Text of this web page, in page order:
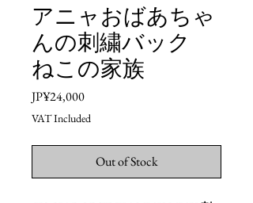
アニャおばあちゃ
んの刺繍バック
ねこの家族
JP¥24,000Price
VAT Included
Out of Stock